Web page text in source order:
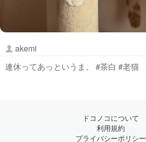
akemi
連休ってあっというま。 #茶白 #老猫
ドコノコについて
利用規約
プライバシーポリシー